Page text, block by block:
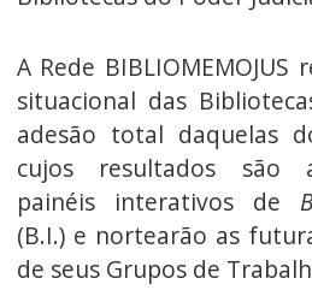
A Rede
situacional das
adesão total daquelas
cujos resultados são
painéis interativos de
(B.I.) e nortearão as
de seus Grupos de